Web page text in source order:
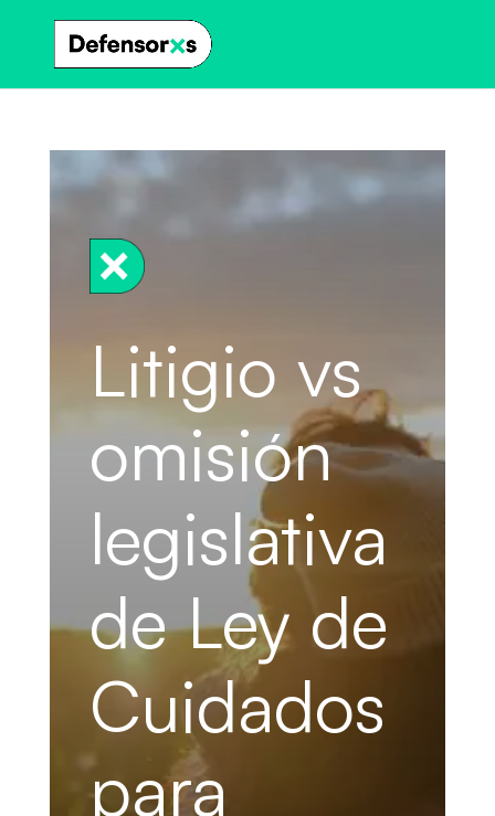
Litigio vs
omisión
legislativa
de Ley de
Cuidados
para